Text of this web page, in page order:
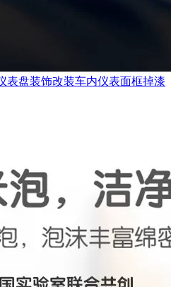
表盘装饰改装车内仪表面框掉漆